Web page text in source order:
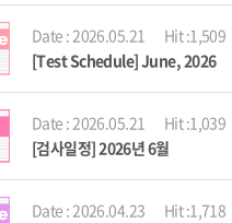
Date : 2026.05.21
Hit :1,509
[Test Schedule] June, 2026
Date : 2026.05.21
Hit :1,039
[검사일정] 2026년 6월
Date : 2026.04.23
Hit :1,718